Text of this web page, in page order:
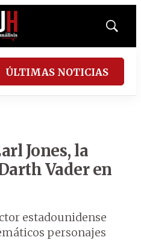
Mostrar
ÚLTIMAS NOTICIAS
Jones, la
Vader en
estadounidense
personajes